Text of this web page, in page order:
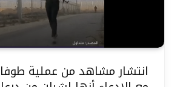
انتشار مشاهد من عملية